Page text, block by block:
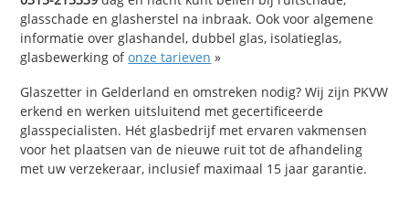
glasschade en glasherstel na inbraak. Ook voor algemene
informatie over glashandel, dubbel glas, isolatieglas,
glasbewerking ofonze tarieven »
Glaszetter in Gelderland en omstreken nodig? Wij zijn PKVW
erkend en werken uitsluitend met gecertificeerde
glasspecialisten. Hét glasbedrijf met ervaren vakmensen
voor het plaatsen van de nieuwe ruit tot de afhandeling
met uw verzekeraar, inclusief maximaal 15 jaar garantie.